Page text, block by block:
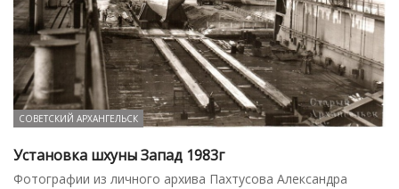
СОВЕТСКИЙ АРХАНГЕЛЬСК
Установка шхуны Запад 1983г
Фотографии из личного архива Пахтусова Александра